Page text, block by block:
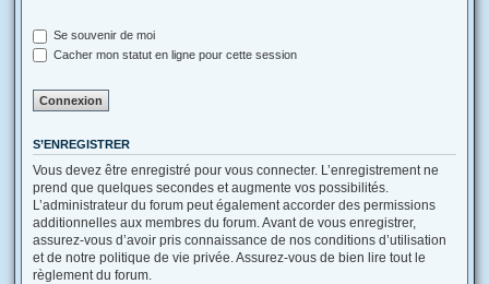
Se souvenir de moi
Cacher mon statut en ligne pour cette session
S’ENREGISTRER
Vous devez être enregistré pour vous connecter. L’enregistrement ne
prend que quelques secondes et augmente vos possibilités.
L’administrateur du forum peut également accorder des permissions
additionnelles aux membres du forum. Avant de vous enregistrer,
assurez-vous d’avoir pris connaissance de nos conditions d’utilisation
et de notre politique de vie privée. Assurez-vous de bien lire tout le
règlement du forum.